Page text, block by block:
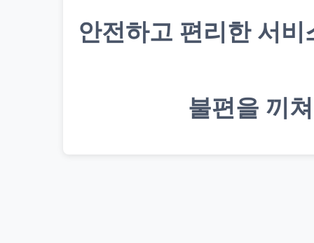
안전하고 편리한 서
불편을 끼